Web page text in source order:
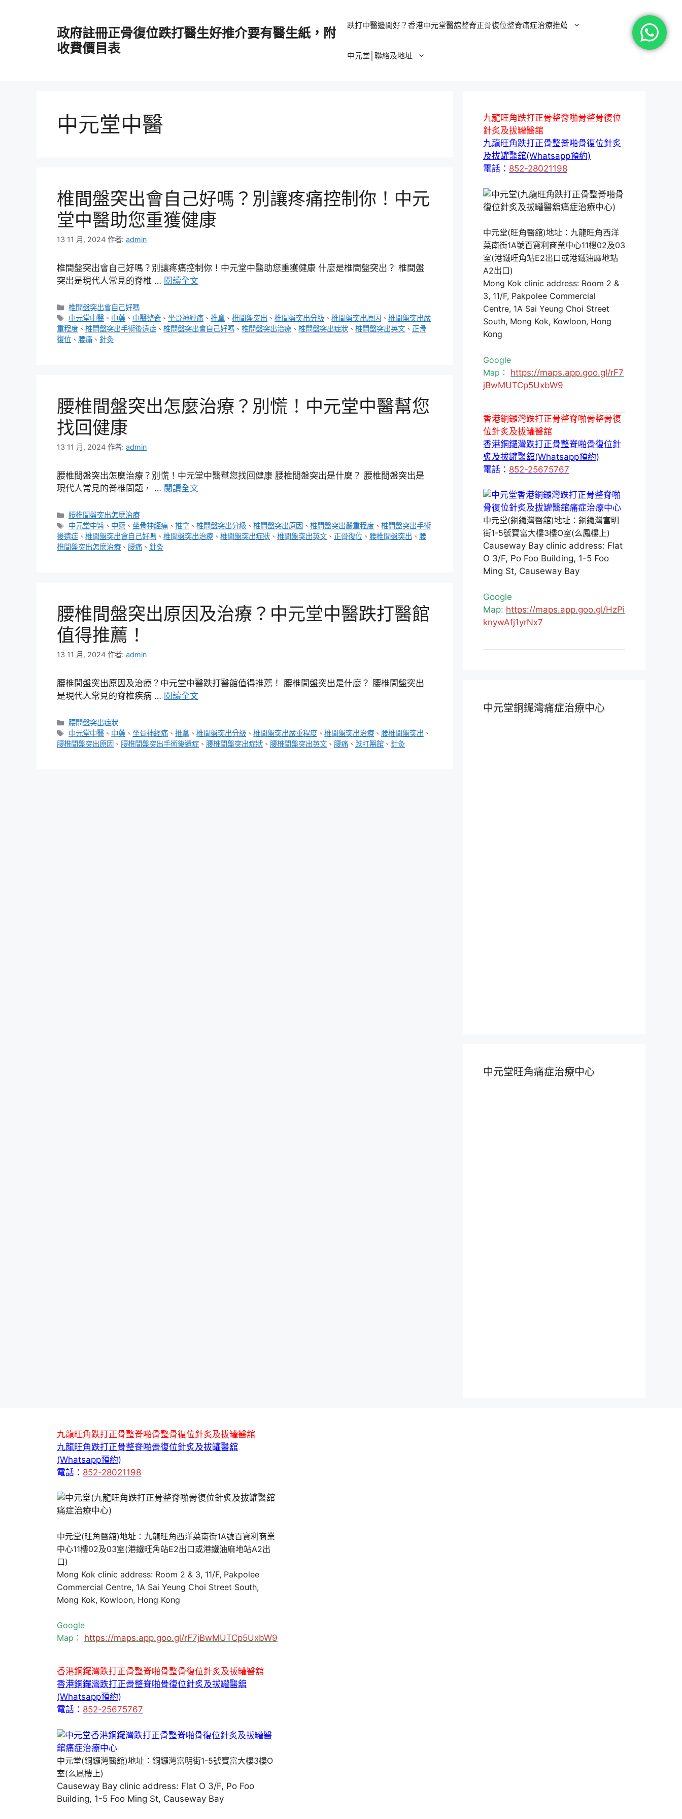
政府註冊正骨復位跌打醫生好推介要有醫生紙，附
收費價目表
跌打中醫邊間好？香港中元堂醫舘整脊正骨復位整脊痛症治療推薦
中元堂│聯絡及地址
中元堂中醫
椎間盤突出會自己好嗎？別讓疼痛控制你！中元
堂中醫助您重獲健康
13 11 月, 2024 作者: admin
椎間盤突出會自己好嗎？別讓疼痛控制你！中元堂中醫助您重獲健康 什麼是椎間盤突出？ 椎間盤
突出是現代人常見的脊椎 … 閱讀全文
分
類
椎間盤突出會自己好嗎
標
籤
中元堂中醫 、 中藥 、 中醫整脊 、坐骨神經痛 、推拿 、椎間盤突出 、椎間盤突出分級 、椎間盤突出原因 、椎間盤突出嚴
重程度 、 椎間盤突出手術後遺症 、 椎間盤突出會自己好嗎 、 椎間盤突出治療 、 椎間盤突出症狀 、 椎間盤突出英文 、 正骨
復位 、 腰痛 、 針灸
腰椎間盤突出怎麼治療？別慌！中元堂中醫幫您
找回健康
13 11 月, 2024 作者: admin
腰椎間盤突出怎麼治療？別慌！中元堂中醫幫您找回健康 腰椎間盤突出是什麼？ 腰椎間盤突出是
現代人常見的脊椎問題， … 閱讀全文
分
類
腰椎間盤突出怎麼治療
標
籤
中元堂中醫 、 中藥 、坐骨神經痛 、推拿 、椎間盤突出分級 、椎間盤突出原因 、椎間盤突出嚴重程度 、椎間盤突出手術
後遺症 、 椎間盤突出會自己好嗎 、 椎間盤突出治療 、 椎間盤突出症狀 、 椎間盤突出英文 、 正骨復位 、 腰椎間盤突出 、 腰
椎間盤突出怎麼治療 、 腰痛 、 針灸
腰椎間盤突出原因及治療？中元堂中醫跌打醫館
值得推薦！
13 11 月, 2024 作者: admin
腰椎間盤突出原因及治療？中元堂中醫跌打醫館值得推薦！ 腰椎間盤突出是什麼？ 腰椎間盤突出
是現代人常見的脊椎疾病 … 閱讀全文
分
類
腰間盤突出症狀
標
籤
中元堂中醫 、 中藥 、坐骨神經痛 、推拿 、椎間盤突出分級 、椎間盤突出嚴重程度 、椎間盤突出治療 、 腰椎間盤突出 、
腰椎間盤突出原因 、 腰椎間盤突出手術後遺症 、 腰椎間盤突出症狀 、 腰椎間盤突出英文 、 腰痛 、 跌打醫館 、 針灸
九龍旺角跌打正骨整脊啪骨整骨復位
針炙及拔罐醫舘
九龍旺角跌打正骨整脊啪骨復位針炙
及拔罐醫舘(Whatsapp預約)
電話： 852-28021198
中元堂(旺角醫舘)地址：九龍旺角西洋
菜南街1A號百寶利商業中心11樓02及03
室(港鐵旺角站E2出口或港鐵油麻地站
A2出口)
Mong Kok clinic address: Room 2 &
3, 11/F, Pakpolee Commercial
Centre, 1A Sai Yeung Choi Street
South, Mong Kok, Kowloon, Hong
Kong
Google
Map： https://maps.app.goo.gl/rF7
jBwMUTCp5UxbW9
香港銅鑼灣跌打正骨整脊啪骨整骨復
位針炙及拔罐醫舘
香港銅鑼灣跌打正骨整脊啪骨復位針
炙及拔罐醫舘(Whatsapp預約)
電話： 852-25675767
中元堂(銅鑼灣醫舘)地址：銅鑼灣富明
街1-5號寶富大樓3樓O室(么鳳樓上)
Causeway Bay clinic address: Flat
O 3/F, Po Foo Building, 1-5 Foo
Ming St, Causeway Bay
Google
Map: https://maps.app.goo.gl/HzPi
knywAfj1yrNx7
中元堂銅鑼灣痛症治療中心
中元堂旺角痛症治療中心
九龍旺角跌打正骨整脊啪骨整骨復位針炙及拔罐醫舘
九龍旺角跌打正骨整脊啪骨復位針炙及拔罐醫舘
(Whatsapp預約)
電話： 852-28021198
中元堂(旺角醫舘)地址：九龍旺角西洋菜南街1A號百寶利商業
中心11樓02及03室(港鐵旺角站E2出口或港鐵油麻地站A2出
口)
Mong Kok clinic address: Room 2 & 3, 11/F, Pakpolee
Commercial Centre, 1A Sai Yeung Choi Street South,
Mong Kok, Kowloon, Hong Kong
Google
Map： https://maps.app.goo.gl/rF7jBwMUTCp5UxbW9
香港銅鑼灣跌打正骨整脊啪骨整骨復位針炙及拔罐醫舘
香港銅鑼灣跌打正骨整脊啪骨復位針炙及拔罐醫舘
(Whatsapp預約)
電話： 852-25675767
中元堂(銅鑼灣醫舘)地址：銅鑼灣富明街1-5號寶富大樓3樓O
室(么鳳樓上)
Causeway Bay clinic address: Flat O 3/F, Po Foo
Building, 1-5 Foo Ming St, Causeway Bay